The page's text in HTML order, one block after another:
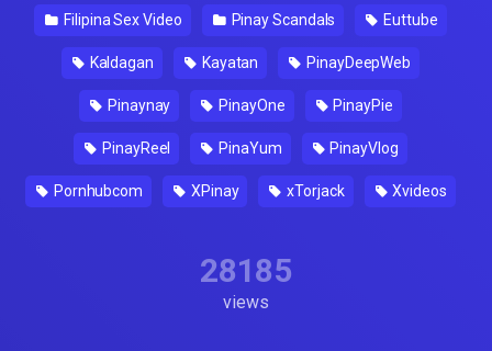
Filipina Sex Video Pinay Scandals Euttube
Kaldagan Kayatan PinayDeepWeb
Pinaynay PinayOne PinayPie
PinayReel PinaYum PinayVlog
Pornhubcom XPinay xTorjack Xvideos
28185
views